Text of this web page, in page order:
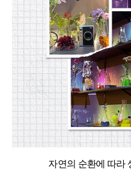
자연의 순환에 따라